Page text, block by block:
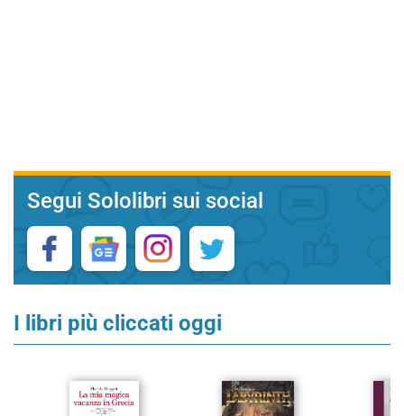
Segui Sololibri sui social
I libri più cliccati oggi